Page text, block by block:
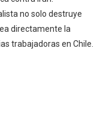
no solo destruye
directamente la
trabajadoras en Chile.